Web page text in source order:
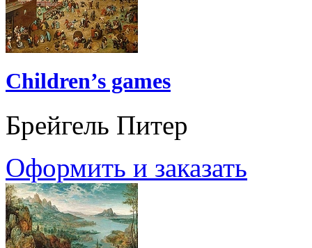
Children’s games
Брейгель Питер
Оформить и заказать